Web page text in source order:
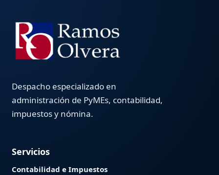
Despacho especializado en
administración de PyMEs, contabilidad,
impuestos y nómina.
Servicios
Contabilidad e Impuestos